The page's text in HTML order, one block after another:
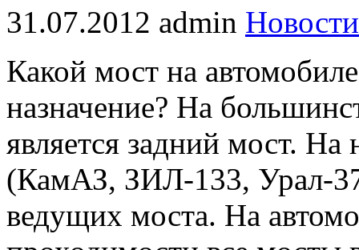
31.07.2012 admin Новости
Какой мост на
назначение? На
является задний мост.
(КамАЗ, ЗИЛ-133, Урал-
ведущих моста. На